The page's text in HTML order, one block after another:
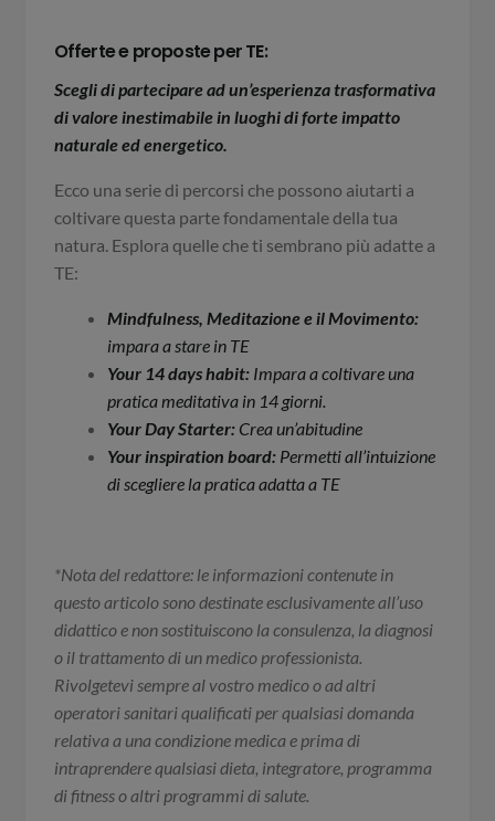
Offerte e proposte per TE:
Scegli di partecipare ad un’esperienza trasformativa
di valore inestimabile in luoghi di forte impatto
naturale ed energetico.
Ecco una serie di percorsi che possono aiutarti a
coltivare questa parte fondamentale della tua
natura. Esplora quelle che ti sembrano più adatte a
TE:
Mindfulness, Meditazione e il Movimento:
impara a stare in TE
Your 14 days habit: Impara a coltivare una
pratica meditativa in 14 giorni.
Your Day Starter:Crea un’abitudine
Your inspiration board:Permetti all’intuizione
di scegliere la pratica adatta a TE
*Nota del redattore: le informazioni contenute in
questo articolo sono destinate esclusivamente all’uso
didattico e non sostituiscono la consulenza, la diagnosi
o il trattamento di un medico professionista.
Rivolgetevi sempre al vostro medico o ad altri
operatori sanitari qualificati per qualsiasi domanda
relativa a una condizione medica e prima di
intraprendere qualsiasi dieta, integratore, programma
di fitness o altri programmi di salute.